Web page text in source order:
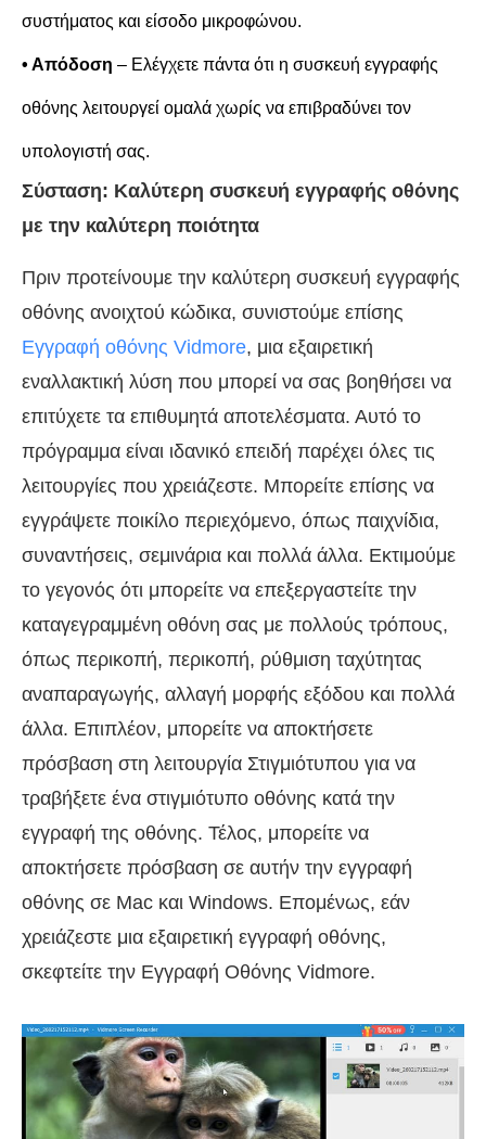
συστήματος και είσοδο μικροφώνου.
• Απόδοση – Ελέγχετε πάντα ότι η συσκευή εγγραφής
οθόνης λειτουργεί ομαλά χωρίς να επιβραδύνει τον
υπολογιστή σας.
Σύσταση: Καλύτερη συσκευή εγγραφής οθόνης
με την καλύτερη ποιότητα
Πριν προτείνουμε την καλύτερη συσκευή εγγραφής
οθόνης ανοιχτού κώδικα, συνιστούμε επίσης
Εγγραφή οθόνης Vidmore, μια εξαιρετική
εναλλακτική λύση που μπορεί να σας βοηθήσει να
επιτύχετε τα επιθυμητά αποτελέσματα. Αυτό το
πρόγραμμα είναι ιδανικό επειδή παρέχει όλες τις
λειτουργίες που χρειάζεστε. Μπορείτε επίσης να
εγγράψετε ποικίλο περιεχόμενο, όπως παιχνίδια,
συναντήσεις, σεμινάρια και πολλά άλλα. Εκτιμούμε
το γεγονός ότι μπορείτε να επεξεργαστείτε την
καταγεγραμμένη οθόνη σας με πολλούς τρόπους,
όπως περικοπή, περικοπή, ρύθμιση ταχύτητας
αναπαραγωγής, αλλαγή μορφής εξόδου και πολλά
άλλα. Επιπλέον, μπορείτε να αποκτήσετε
πρόσβαση στη λειτουργία Στιγμιότυπου για να
τραβήξετε ένα στιγμιότυπο οθόνης κατά την
εγγραφή της οθόνης. Τέλος, μπορείτε να
αποκτήσετε πρόσβαση σε αυτήν την εγγραφή
οθόνης σε Mac και Windows. Επομένως, εάν
χρειάζεστε μια εξαιρετική εγγραφή οθόνης,
σκεφτείτε την Εγγραφή Οθόνης Vidmore.